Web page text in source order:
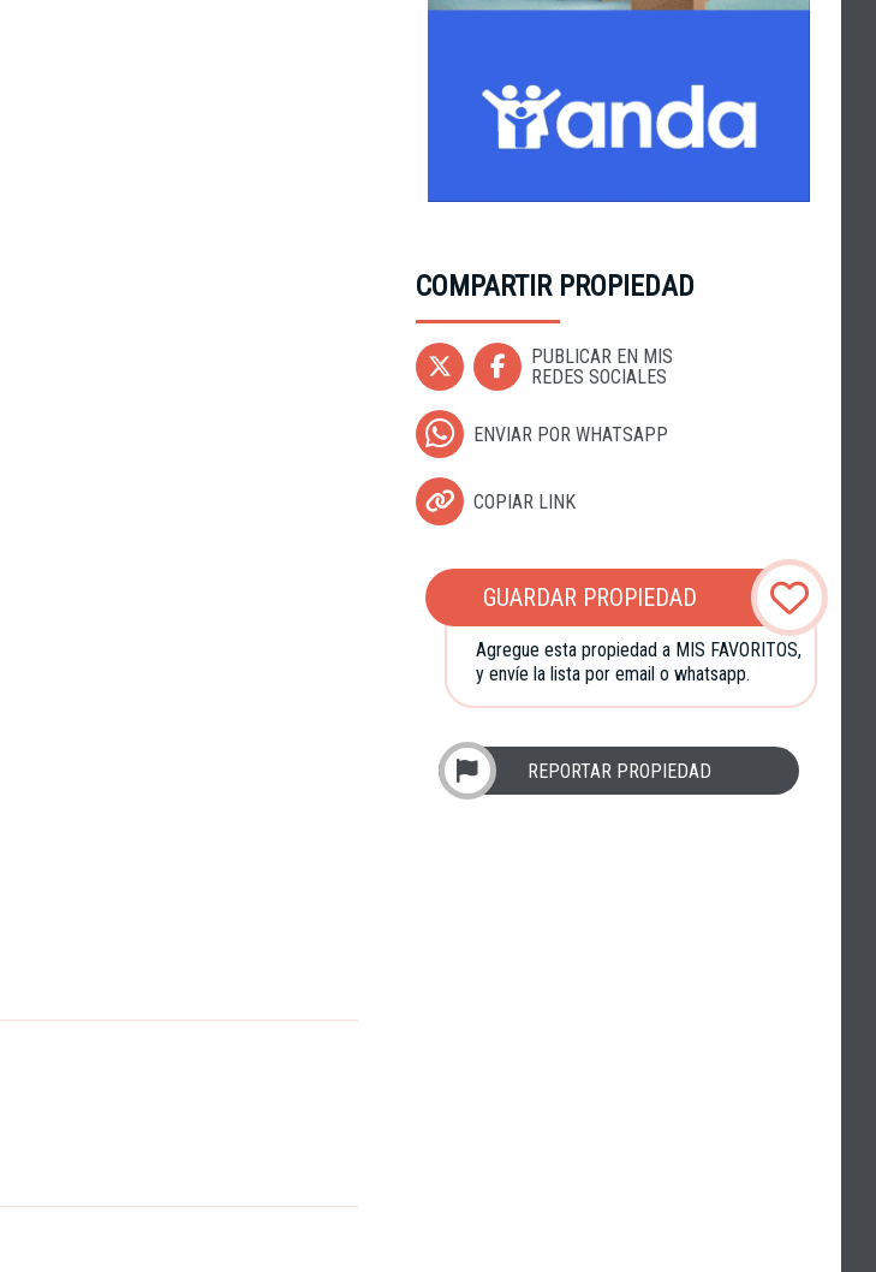
COMPARTIR PROPIEDAD
PUBLICAR EN MIS
REDES SOCIALES
ENVIAR POR WHATSAPP
COPIAR LINK
GUARDAR PROPIEDAD
Agregue esta propiedad a MIS FAVORITOS,
y envíe la lista por email o whatsapp.
REPORTAR PROPIEDAD